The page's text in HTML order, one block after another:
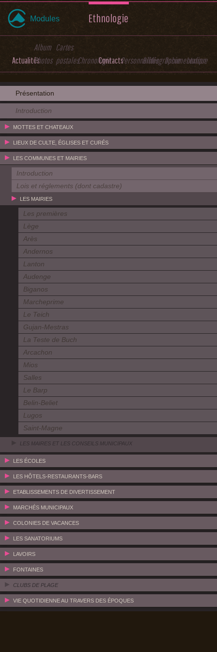
Modules Ethnologie
Actualités
Album
Photos
Cartes
postalesChronologieContactsPersonnalitésBibliographieDocumentation
Lexique
Présentation
Introduction
MOTTES ET CHATEAUX
LIEUX DE CULTE, ÉGLISES ET CURÉS
LES COMMUNES ET MAIRIES
Introduction
Lois et réglements (dont cadastre)
LES MAIRIES
Les premières
Lège
Arès
Andernos
Lanton
Audenge
Biganos
Marcheprime
Le Teich
Gujan-Mestras
La Teste de Buch
Arcachon
Mios
Salles
Le Barp
Belin-Beliet
Lugos
Saint-Magne
LES MAIRES ET LES CONSEILS MUNICIPAUX
LES ÉCOLES
LES HÔTELS-RESTAURANTS-BARS
ETABLISSEMENTS DE DIVERTISSEMENT
MARCHÉS MUNICIPAUX
COLONIES DE VACANCES
LES SANATORIUMS
LAVOIRS
FONTAINES
CLUBS DE PLAGE
VIE QUOTIDIENNE AU TRAVERS DES ÉPOQUES